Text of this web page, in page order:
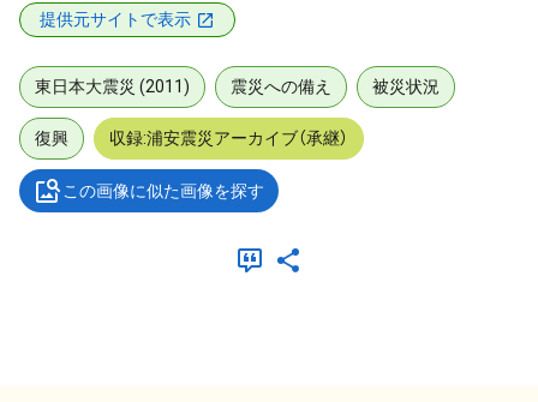
提供元サイトで表示
東日本大震災 (2011) 震災への備え 被災状況
復興 収録:浦安震災アーカイブ（承継）
この画像に似た画像を探す